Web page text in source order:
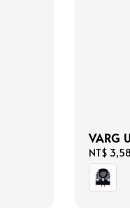
VARG
Sale
price
NT$